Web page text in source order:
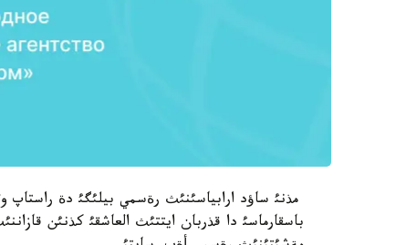
مذنئ ساؤد ارابياسئنئث رةسمي بيلئگئ دة راستاپ